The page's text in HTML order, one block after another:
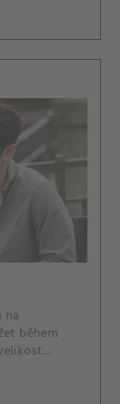
na
během